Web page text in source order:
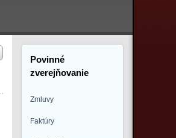
Povinné
zverejňovanie
Zmluvy
Faktúry